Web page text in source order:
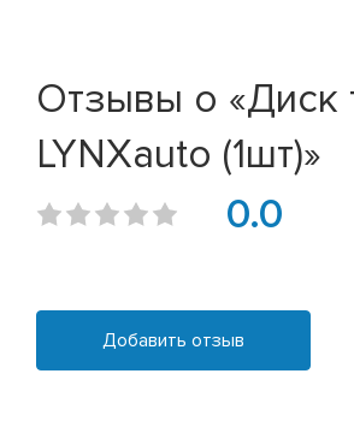
Отзывы о «Диск
LYNXauto (1шт)»
0.0
Добавить отзыв